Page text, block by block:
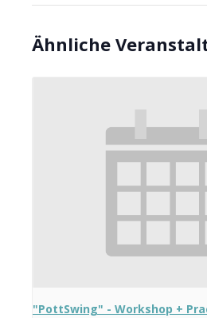
Ähnliche
"PottSwing" - Workshop +